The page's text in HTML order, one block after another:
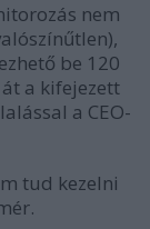
nem
be 120
a kifejezett
a CEO-
tud kezelni